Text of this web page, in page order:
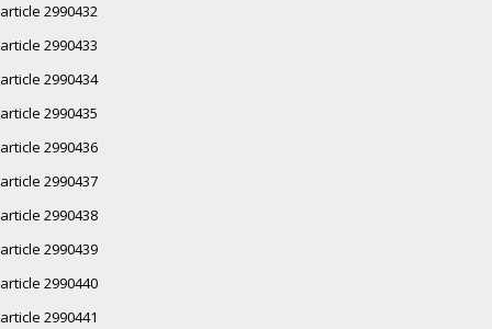
article 2990432
article 2990433
article 2990434
article 2990435
article 2990436
article 2990437
article 2990438
article 2990439
article 2990440
article 2990441